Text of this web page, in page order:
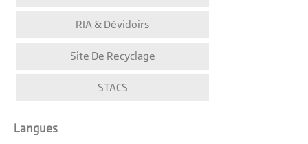
RIA & Dévidoirs
Site De Recyclage
STACS
Langues